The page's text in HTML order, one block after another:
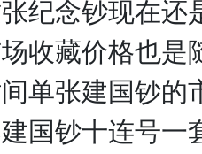
纪念钞现在还
收藏价格也是
单张建国钞的
国钞十连号一